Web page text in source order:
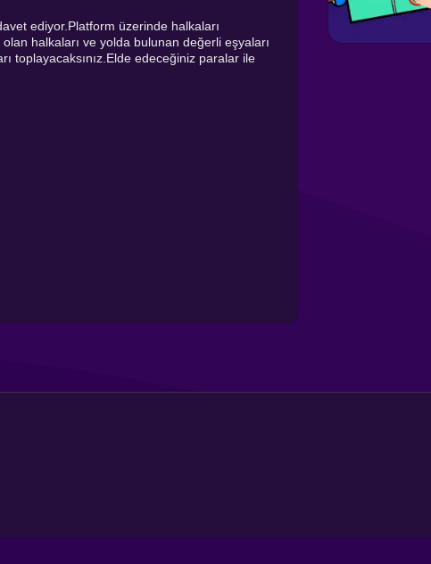
ediyor.Platform üzerinde halkaları
halkaları ve yolda bulunan değerli eşyaları
toplayacaksınız.Elde edeceğiniz paralar ile